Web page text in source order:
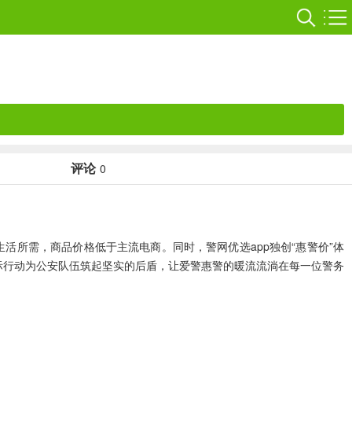
评论 0
所需，商品价格低于主流电商。同时，警网优选app独创“惠警价”体
动为公安队伍筑起坚实的后盾，让爱警惠警的暖流流淌在每一位警务